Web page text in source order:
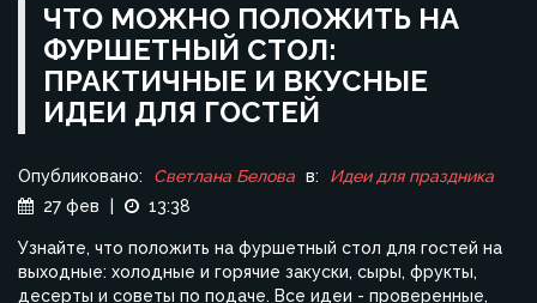
ЧТО МОЖНО ПОЛОЖИТЬ НА
ФУРШЕТНЫЙ СТОЛ:
ПРАКТИЧНЫЕ И ВКУСНЫЕ
ИДЕИ ДЛЯ ГОСТЕЙ
Опубликовано: Светлана Белова в:
Идеи для праздника
27 фев
13:38
Узнайте, что положить на фуршетный стол для гостей на
выходные: холодные и горячие закуски, сыры, фрукты,
десерты и советы по подаче. Все идеи - проверенные,